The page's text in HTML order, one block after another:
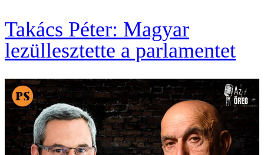
Takács Péter: Magyar
lezüllesztette a parlamentet